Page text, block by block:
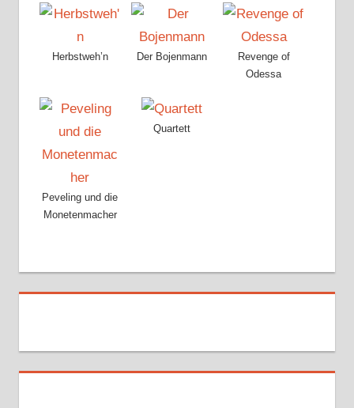
Herbstweh’n Der Bojenmann
Revenge of
Odessa
Peveling und die
Monetenmacher
Quartett